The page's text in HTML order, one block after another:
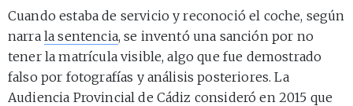
Cuando estaba de servicio y reconoció el coche, según
narra la sentencia, se inventó una sanción por no
tener la matrícula visible, algo que fue demostrado
falso por fotografías y análisis posteriores. La
Audiencia Provincial de Cádiz consideró en 2015 que